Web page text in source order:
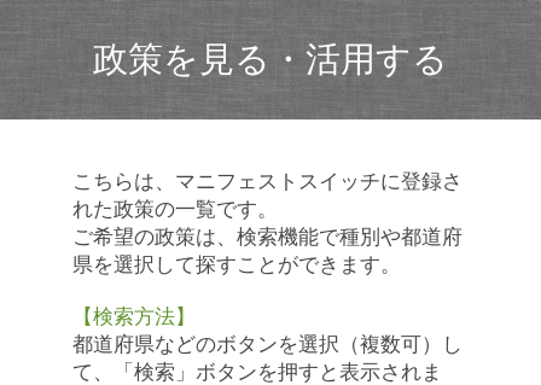
政策を見る・活用する
こちらは、マニフェストスイッチに登録さ
れた政策の一覧です。
ご希望の政策は、検索機能で種別や都道府
県を選択して探すことができます。
【検索方法】
都道府県などのボタンを選択（複数可）し
て、「検索」ボタンを押すと表示されま